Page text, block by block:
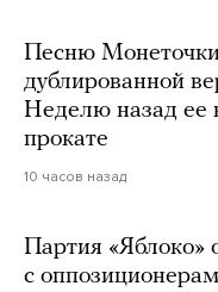
Песню Монеточки
дублированной
Неделю назад ее
прокате
10 часов назад
Партия «Яблоко»
с